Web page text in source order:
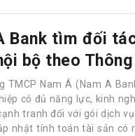
Bank tìm đối
bộ theo
TMCP Nam Á (Nam A
có đủ năng lực, kinh
tranh đối với gói dịch
nhật tính toán tài sản có